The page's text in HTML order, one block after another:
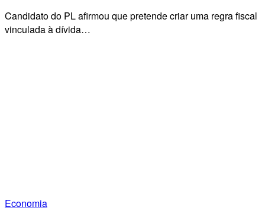
Candidato do PL afirmou que pretende criar uma regra fiscal
vinculada à dívida…
Economia